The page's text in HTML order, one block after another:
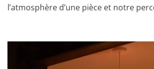
l’atmosphère d’une pièce et notre